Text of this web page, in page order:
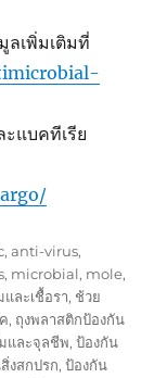
เพิ่มเติมที่
แบคทีเรีย
,anti-virus,
, microbial, mole,
ละเชื้อรา, ช้วย
, ถุงพลาสติกป้องกัน
และจุลชีพ,ป้องกัน
งสกปรก,ป้องกัน